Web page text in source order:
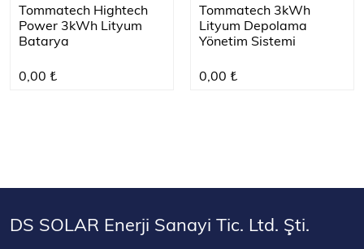
Tommatech Hightech
Power 3kWh Lityum
Batarya
0,00 ₺
Tommatech 3kWh
Lityum Depolama
Yönetim Sistemi
0,00 ₺
DS SOLAR Enerji Sanayi Tic. Ltd. Şti.